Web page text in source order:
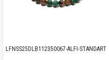
LFNSS25DLB112350067-ALFI-STANDART